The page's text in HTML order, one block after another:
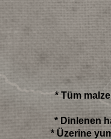
* Tüm
* Dinlenen
* Üzerine